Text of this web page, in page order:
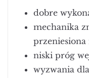
dobre
mechanika
przeniesiona
niski próg
wyzwania